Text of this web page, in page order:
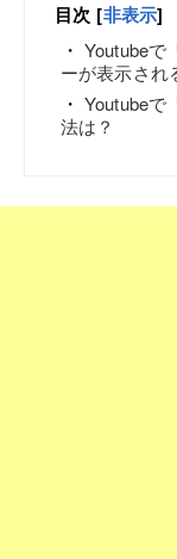
目次 [非表示]
Youtubeで
ーが表示され
Youtubeで
法は？